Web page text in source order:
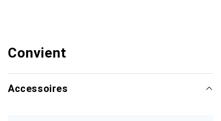
Convient
Accessoires